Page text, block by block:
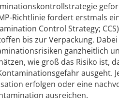
Richtlinie fordert erstmals
Control Strategy;
bis zur Verpackung.
ganzheitlich
wie groß das Risiko ist,
ausgeht.
erfolgen oder eine
ausreichen.